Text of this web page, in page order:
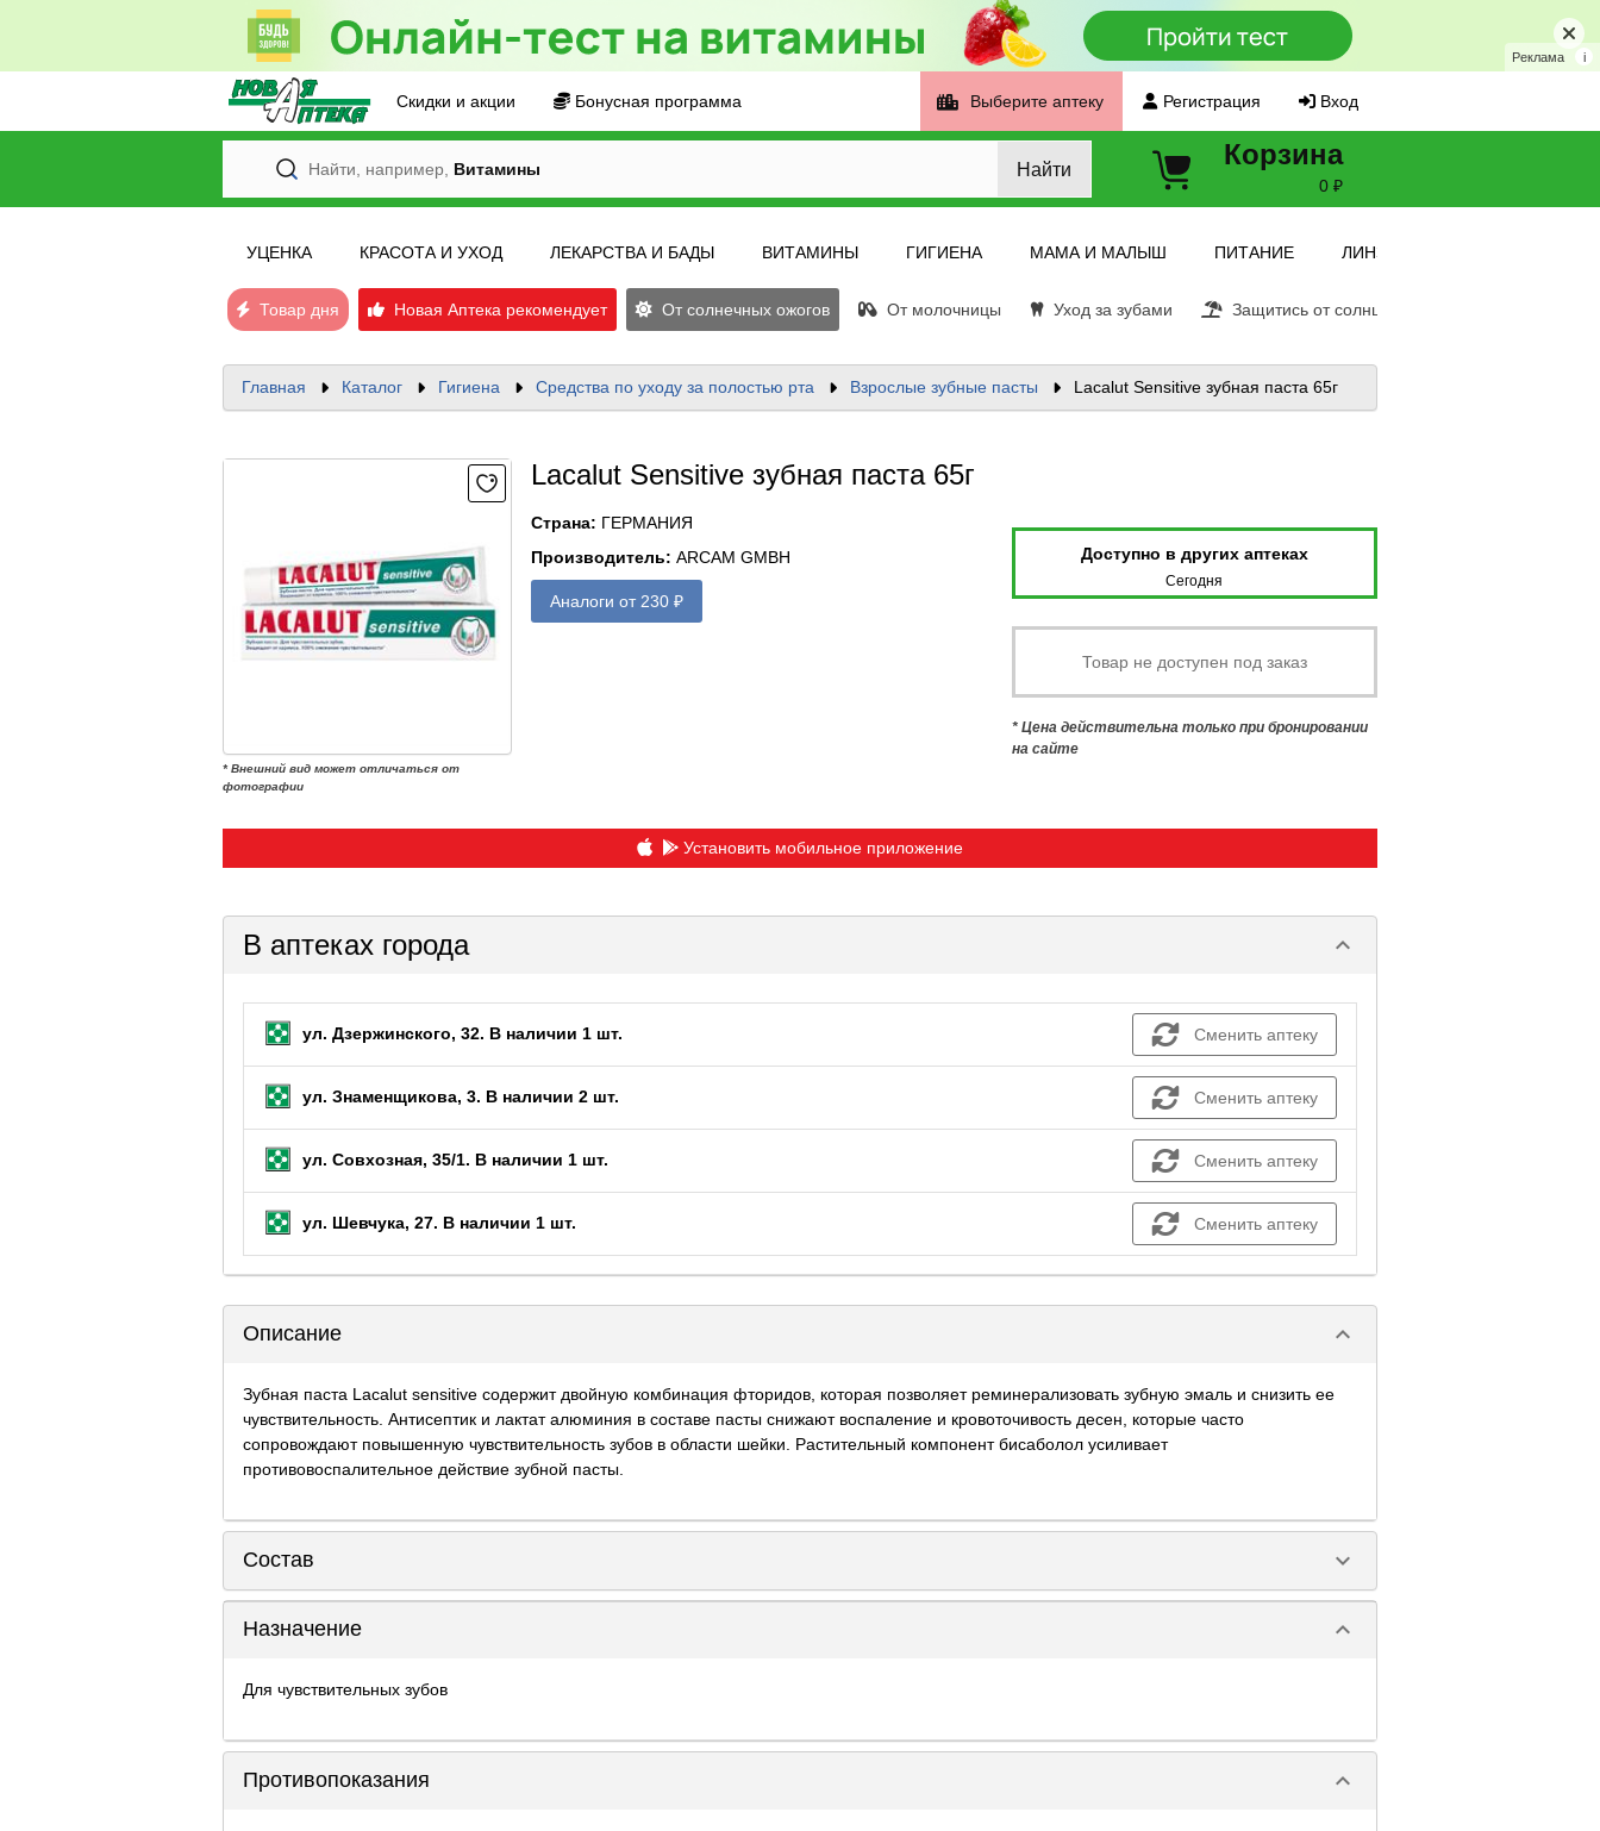
Реклама i
Скидки и акции Бонусная программа Выберите аптеку Регистрация Вход
Найти, например, Витамины Найти Корзина
0 ₽
УЦЕНКА КРАСОТА И УХОД ЛЕКАРСТВА И БАДЫ ВИТАМИНЫ ГИГИЕНА МАМА И МАЛЫШ ПИТАНИЕ ЛИНЗЫ
Товар дня Новая Аптека рекомендует От солнечных ожогов От молочницы Уход за зубами Защитись от солнца
Главная Каталог Гигиена Средства по уходу за полостью рта Взрослые зубные пасты Lacalut Sensitive зубная паста 65г
* Внешний вид может отличаться от
фотографии
Lacalut Sensitive зубная паста 65г
Страна: ГЕРМАНИЯ
Производитель: ARCAM GMBH
Аналоги от 230 ₽
Доступно в других аптеках
Сегодня
Товар не доступен под заказ
* Цена действительна только при бронировании
на сайте
Установить мобильное приложение
В аптеках города keyboard_arrow_down
ул. Дзержинского, 32. В наличии 1 шт. Сменить аптеку
ул. Знаменщикова, 3. В наличии 2 шт. Сменить аптеку
ул. Совхозная, 35/1. В наличии 1 шт. Сменить аптеку
ул. Шевчука, 27. В наличии 1 шт. Сменить аптеку
Описание keyboard_arrow_down
Зубная паста Lacalut sensitive содержит двойную комбинация фторидов, которая позволяет реминерализовать зубную эмаль и снизить ее
чувствительность. Антисептик и лактат алюминия в составе пасты снижают воспаление и кровоточивость десен, которые часто
сопровождают повышенную чувствительность зубов в области шейки. Растительный компонент бисаболол усиливает
противовоспалительное действие зубной пасты.
Состав keyboard_arrow_down
Назначение keyboard_arrow_down
Для чувствительных зубов
Противопоказания keyboard_arrow_down